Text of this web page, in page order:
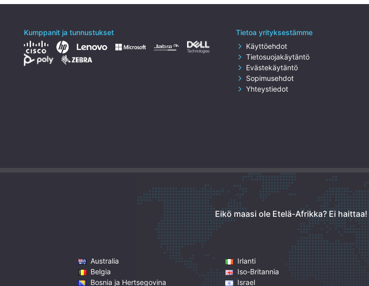
Tietoa yrityksestämme
Käyttöehdot
Tietosuojakäytäntö
Evästekäytäntö
Sopimusehdot
Yhteystiedot
Kumppanit ja tunnustukset
Eikö maasi ole Etelä-Afrikka? Ei haittaa!
Australia
Belgia
Bosnia ja Hertsegovina
Irlanti
Iso-Britannia
Israel